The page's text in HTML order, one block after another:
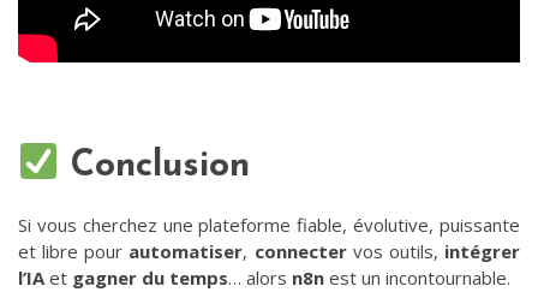
Conclusion
Si vous cherchez une plateforme fiable, évolutive, puissante
et libre pour automatiser, connectervos outils, intégrer
l’IAet gagner du temps… alors n8n est un incontournable.